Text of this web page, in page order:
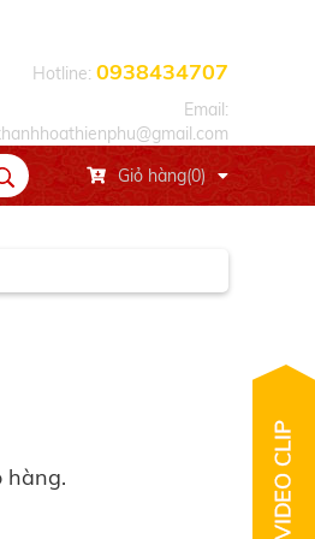
Hotline: 0938434707
Email:
Giỏ hàng(0)
hàng.